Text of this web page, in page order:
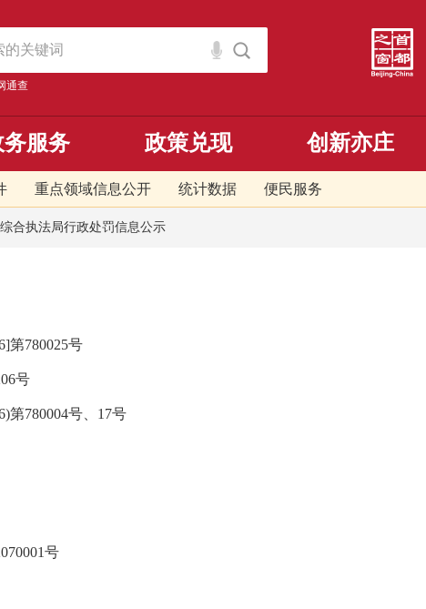
通查
重点领域信息公开 统计数据 便民服务
务服务 政策兑现 创新亦庄
综合执法局行政处罚信息公示
第780025号
号
第780004号、17号
号